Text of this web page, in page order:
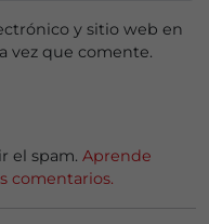
y sitio web en
vez que comente.
el spam. Aprende
comentarios.